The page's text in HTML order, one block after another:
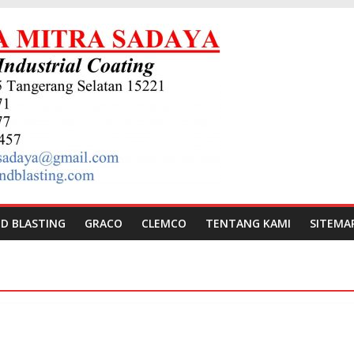
BLASTING GRACO CLEMCO TENTANG KAMI